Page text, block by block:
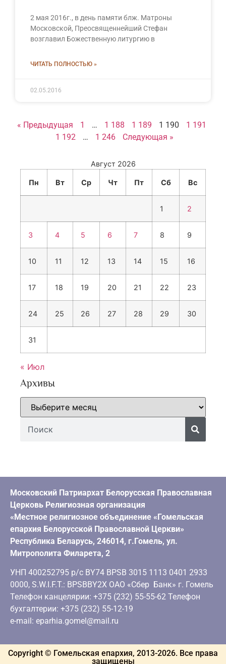
2 мая 2016г., в день памяти блж. Матроны
Московской, Преосвященнейший Стефан
возглавил Божественную литургию в
ЧИТАТЬ ПОЛНОСТЬЮ »
02.05.2016
« Предыдущая 1 … 1 188 1 189 1 190
1 191
1 192
… 1 246 Следующая »
Август 2026
Пн Вт Ср Чт Пт Сб Вс
1 2
3 4 5 6 7 8 9
10 11 12 13 14 15 16
17 18 19 20 21 22 23
24 25 26 27 28 29 30
31
« Июл
Архивы
Московский Патриархат Белорусская Православная
Церковь Религиозная организация
«Местное религиозное объединение «Гомельская
епархия Белорусской Православной Церкви»
Республика Беларусь, 246014, г.Гомель, ул.
Митрополита Филарета, 2
УНП 400252795 р/с BY74 BPSB 3015 1113 0401 2933
0000, S.W.I.F.T.: BPSBBY2X ОАО «Сбер Банк» г. Гомель
Телефон канцелярии: +375 (232) 55-55-62 Телефон
бухгалтерии: +375 (232) 55-12-19
e-mail: eparhia.gomel@mail.ru
Copyright © Гомельская епархия, 2013-2026. Все права
защищены